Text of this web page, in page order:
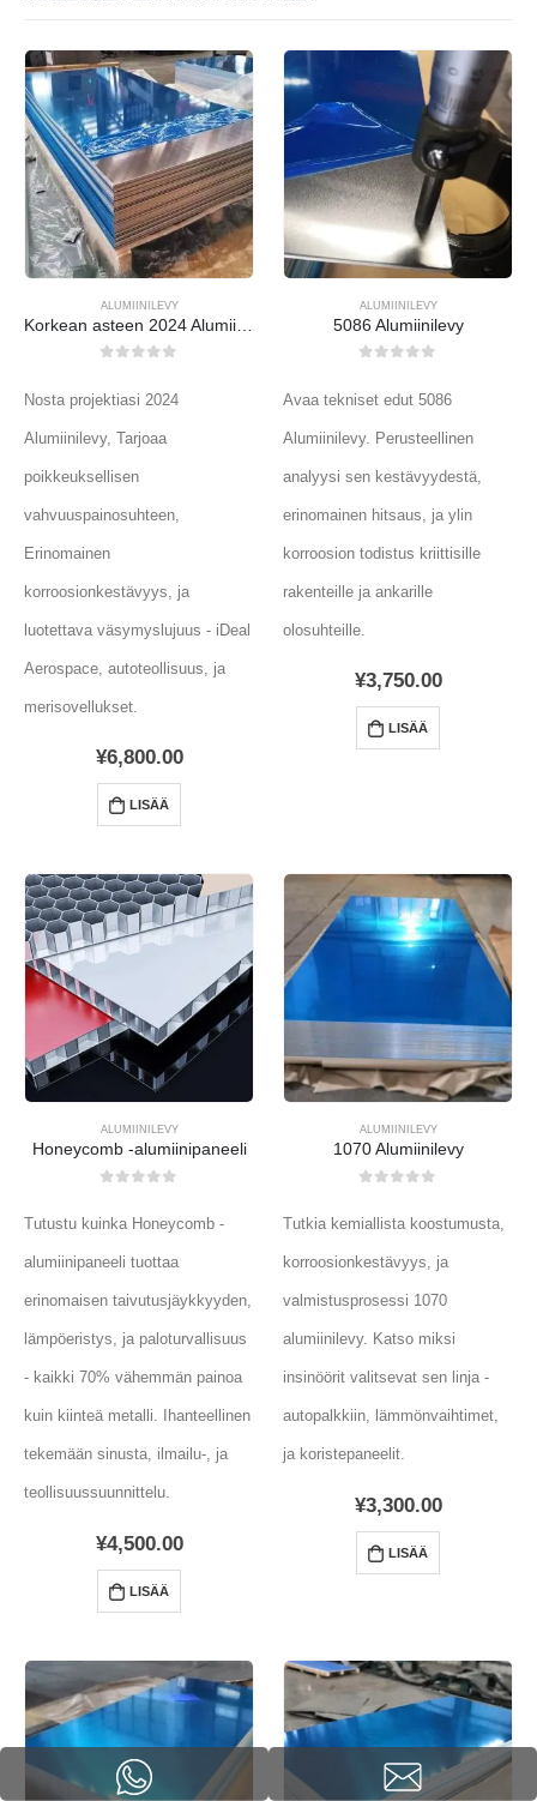
ALUMIINILEVY
Nosta projektiasi 2024
Alumiinilevy, Tarjoaa
poikkeuksellisen
vahvuuspainosuhteen,
Erinomainen
korroosionkestävyys, ja
luotettava väsymyslujuus - iDeal
Aerospace, autoteollisuus, ja
merisovellukset.
¥6,800.00
LISÄÄ
ALUMIINILEVY
5086 Alumiinilevy
Avaa tekniset edut 5086
Alumiinilevy. Perusteellinen
analyysi sen kestävyydestä,
erinomainen hitsaus, ja ylin
korroosion todistus kriittisille
rakenteille ja ankarille
olosuhteille.
¥3,750.00
LISÄÄ
ALUMIINILEVY
Honeycomb -alumiinipaneeli
Tutustu kuinka Honeycomb -
alumiinipaneeli tuottaa
erinomaisen taivutusjäykkyyden,
lämpöeristys, ja paloturvallisuus
- kaikki 70% vähemmän painoa
kuin kiinteä metalli. Ihanteellinen
tekemään sinusta, ilmailu-, ja
teollisuussuunnittelu.
¥4,500.00
LISÄÄ
ALUMIINILEVY
1070 Alumiinilevy
Tutkia kemiallista koostumusta,
korroosionkestävyys, ja
valmistusprosessi 1070
alumiinilevy. Katso miksi
insinöörit valitsevat sen linja -
autopalkkiin, lämmönvaihtimet,
ja koristepaneelit.
¥3,300.00
LISÄÄ